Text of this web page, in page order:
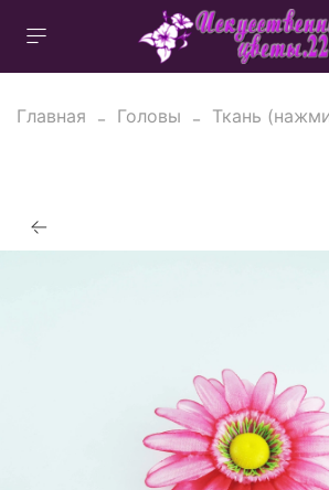
Главная Головы Ткань